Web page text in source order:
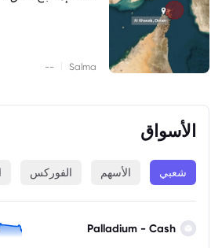
Salma
--
الأسواق
شعبي الأسهم الفوركس
Palladium - Cash